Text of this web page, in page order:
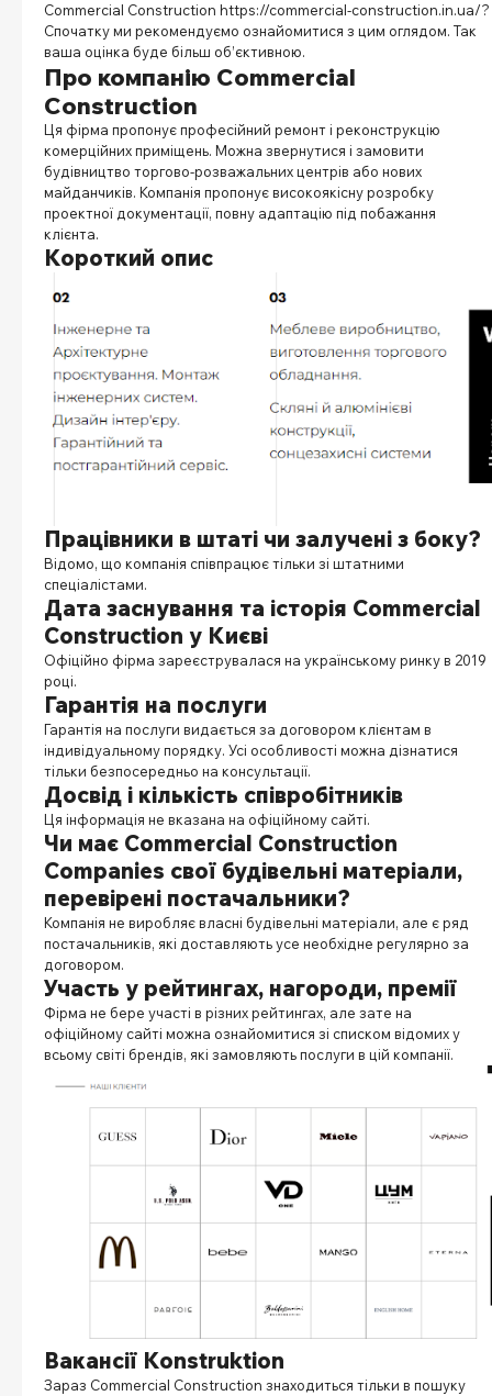
Commercial Construction https://commercial-construction.in.ua/?
Спочатку ми рекомендуємо ознайомитися з цим оглядом. Так
ваша оцінка буде більш об’єктивною.
Про компанію Commercial
Construction
Ця фірма пропонує професійний ремонт і реконструкцію
комерційних приміщень. Можна звернутися і замовити
будівництво торгово-розважальних центрів або нових
майданчиків. Компанія пропонує високоякісну розробку
проектної документації, повну адаптацію під побажання
клієнта.
Короткий опис
Працівники в штаті чи залучені з боку?
Відомо, що компанія співпрацює тільки зі штатними
спеціалістами.
Дата заснування та історія Commercial
Construction у Києві
Офіційно фірма зареєструвалася на українському ринку в 2019
році.
Гарантія на послуги
Гарантія на послуги видається за договором клієнтам в
індивідуальному порядку. Усі особливості можна дізнатися
тільки безпосередньо на консультації.
Досвід і кількість співробітників
Ця інформація не вказана на офіційному сайті.
Чи має Commercial Construction
Companies свої будівельні матеріали,
перевірені постачальники?
Компанія не виробляє власні будівельні матеріали, але є ряд
постачальників, які доставляють усе необхідне регулярно за
договором.
Участь у рейтингах, нагороди, премії
Фірма не бере участі в різних рейтингах, але зате на
офіційному сайті можна ознайомитися зі списком відомих у
всьому світі брендів, які замовляють послуги в цій компанії.
Вакансії Konstruktion
Зараз Commercial Construction знаходиться тільки в пошуку